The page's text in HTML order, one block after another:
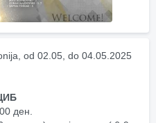
od 02.05, do 04.05.2025
ден.